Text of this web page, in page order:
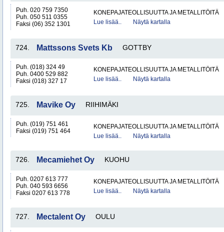
Puh. 020 759 7350
Puh. 050 511 0355
Faksi (06) 352 1301
KONEPAJATEOLLISUUTTA JA METALLITÖITÄ
Lue lisää..
Näytä kartalla
724. Mattssons Svets Kb GOTTBY
Puh. (018) 324 49
Puh. 0400 529 882
Faksi (018) 327 17
KONEPAJATEOLLISUUTTA JA METALLITÖITÄ
Lue lisää..
Näytä kartalla
725. Mavike Oy RIIHIMÄKI
Puh. (019) 751 461
Faksi (019) 751 464
KONEPAJATEOLLISUUTTA JA METALLITÖITÄ
Lue lisää..
Näytä kartalla
726. Mecamiehet Oy KUOHU
Puh. 0207 613 777
Puh. 040 593 6656
Faksi 0207 613 778
KONEPAJATEOLLISUUTTA JA METALLITÖITÄ
Lue lisää..
Näytä kartalla
727. Mectalent Oy OULU